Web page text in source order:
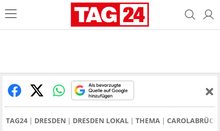
TAG24 DRESDEN DRESDEN LOKAL THEMA